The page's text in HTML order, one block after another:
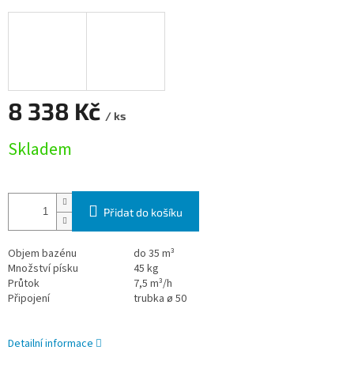
8 338 Kč / ks
Skladem
Přidat do košíku
Objem bazénu
do 35 m³
Množství písku
45 kg
Průtok
7,5 m³/h
Připojení
trubka ø 50
Detailní informace